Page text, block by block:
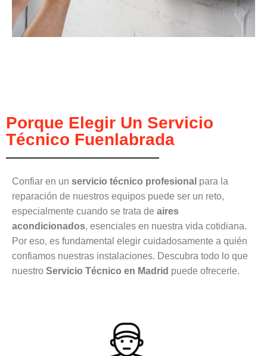
Porque Elegir Un Servicio
Técnico Fuenlabrada
Confiar en un servicio técnico profesional para la
reparación de nuestros equipos puede ser un reto,
especialmente cuando se trata de aires
acondicionados, esenciales en nuestra vida cotidiana.
Por eso, es fundamental elegir cuidadosamente a quién
confiamos nuestras instalaciones. Descubra todo lo que
nuestro Servicio Técnico en Madrid puede ofrecerle.